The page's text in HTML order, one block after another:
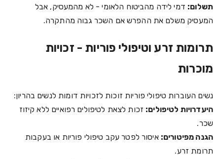
תשלום: דמי לידה מהביטוח הלאומי - לא מהמעסיק, אבל
המעסיק משלם את ההפרש אם השכר גבוה מהתקרה.
תרומות זרע וטיפולי פוריות - זכויות
מוכרות
נשים העוברות טיפולי פוריות זוכות לזכויות דומות לנשים בהריון:
היעדרויות לטיפולים: זכות לצאת לטיפולים רפואיים ללא קיזוז
שכר.
הגנה מפיטורים: איסור לפטר עקב טיפולי פוריות או בעקבות
תרומת זרע.